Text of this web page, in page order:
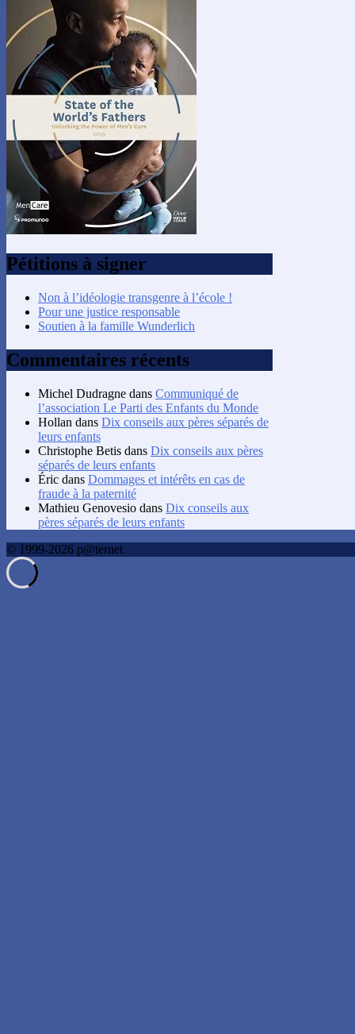
Pétitions à signer
Non à l’idéologie transgenre à l’école !
Pour une justice responsable
Soutien à la famille Wunderlich
Commentaires récents
Michel Dudragne dans Communiqué de
l’association Le Parti des Enfants du Monde
Hollan dans Dix conseils aux pères séparés de
leurs enfants
Christophe Betis dans Dix conseils aux pères
séparés de leurs enfants
Éric dans Dommages et intérêts en cas de
fraude à la paternité
Mathieu Genovesio dans Dix conseils aux
pères séparés de leurs enfants
© 1999-2026 p@ternet